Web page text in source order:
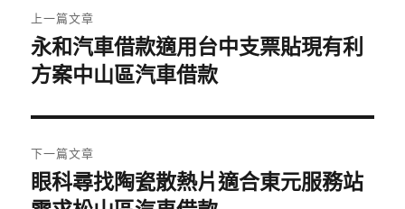
章
導
覽
上一篇文章
上
一
文
章:
永和汽車借款適用台中支票貼現有利
方案中山區汽車借款
下一篇文章
下
眼科尋找陶瓷散熱片適合東元服務站